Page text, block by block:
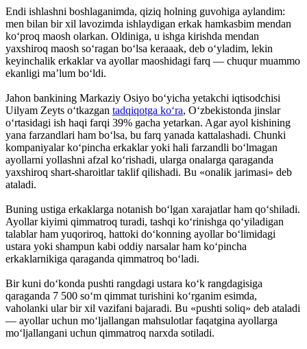
Endi ishlashni boshlaganimda, qiziq holning guvohiga aylandim:
men bilan bir xil lavozimda ishlaydigan erkak hamkasbim mendan
ko‘proq maosh olarkan. Oldiniga, u ishga kirishda mendan
yaxshiroq maosh so‘ragan bo‘lsa keraaak, deb o‘yladim, lekin
keyinchalik erkaklar va ayollar maoshidagi farq — chuqur muammo
ekanligi ma’lum bo‘ldi.
Jahon bankining Markaziy Osiyo bo‘yicha yetakchi iqtisodchisi
Uilyam Zeyts o‘tkazgan tadqiqotga ko‘ra, O‘zbekistonda jinslar
o‘rtasidagi ish haqi farqi 39% gacha yetarkan. Agar ayol kishining
yana farzandlari ham bo‘lsa, bu farq yanada kattalashadi. Chunki
kompaniyalar ko‘pincha erkaklar yoki hali farzandli bo‘lmagan
ayollarni yollashni afzal ko‘rishadi, ularga onalarga qaraganda
yaxshiroq shart-sharoitlar taklif qilishadi. Bu «onalik jarimasi» deb
ataladi.
Buning ustiga erkaklarga notanish bo‘lgan xarajatlar ham qo‘shiladi.
Ayollar kiyimi qimmatroq turadi, tashqi ko‘rinishga qo‘yiladigan
talablar ham yuqoriroq, hattoki do‘konning ayollar bo‘limidagi
ustara yoki shampun kabi oddiy narsalar ham ko‘pincha
erkaklarnikiga qaraganda qimmatroq bo‘ladi.
Bir kuni do‘konda pushti rangdagi ustara ko‘k rangdagisiga
qaraganda 7 500 so‘m qimmat turishini ko‘rganim esimda,
vaholanki ular bir xil vazifani bajaradi. Bu «pushti soliq» deb ataladi
— ayollar uchun mo‘ljallangan mahsulotlar faqatgina ayollarga
mo‘ljallangani uchun qimmatroq narxda sotiladi.